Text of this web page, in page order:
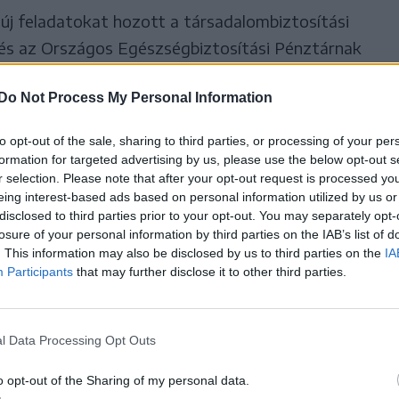
Do Not Process My Personal Information
opt-out of the sale, sharing to third parties, or processing of your
for targeted advertising by us, please use the below opt-out
selection. Please note that after your opt-out request is processed
interest-based ads based on personal information utilized by us
to third parties prior to your opt-out. You may separately
of your personal information by third parties on the IAB’s list of
This information may also be disclosed by us to third parties on the
Participants that may further disclose it to other third parties.
Data Processing Opt Outs
opt-out of the Sharing of my personal data.
új feladatokat hozott a társadalombiztosítási
az Országos Egészségbiztosítási Pénztárnak
elvileg 2007. január 1-je, vagyis Románia
rendszerhez a romániai európai
kártya: elkerülhetjük a
biztosított személy ideiglenes külföldi
szükségessé váló, állami rendszerben nyújtott
továbbá Izlandon,
és az Egyesült Királyságban.
feltételekkel és